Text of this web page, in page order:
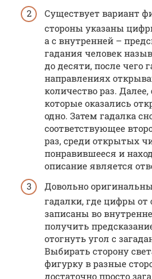
Существует вариант
стороны указаны
а с внутренней –
гадания человек
до десяти, после чего
направлениях
количество раз.
которые оказались
одно. Затем гадалка
соответствующее
раз, среди открытых
понравившееся и
описание является
Довольно
гадалки, где цифры от
записаны во
получить
отогнуть угол с
Выбирать сторону
фигурку в разные
достаточно просто